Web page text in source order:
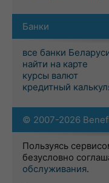
Банки
все банки
найти на карте
курсы валют
кредитный
© 2007-2026
Пользуясь
безусловно
обслуживания.